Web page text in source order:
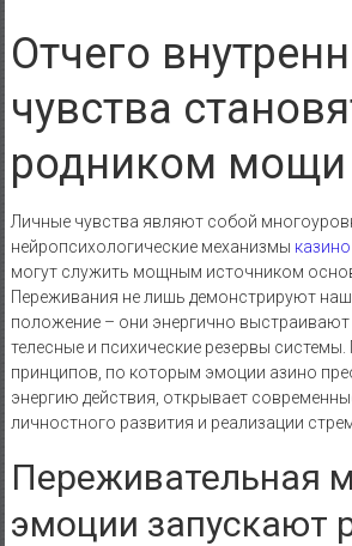
Отчего
чувства
родником мощи
Личные чувства являют собой
нейропсихологические механизмы
могут служить мощным источником
Переживания не лишь демонстрируют
положение – они энергично выстраивают
телесные и психические резервы
принципов, по которым эмоции азино
энергию действия, открывает
личностного развития и реализации
Переживательная
эмоции запускают